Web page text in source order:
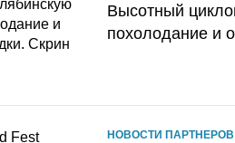
Высотный
похолодание и
НОВОСТИ ПАРТНЕРОВ